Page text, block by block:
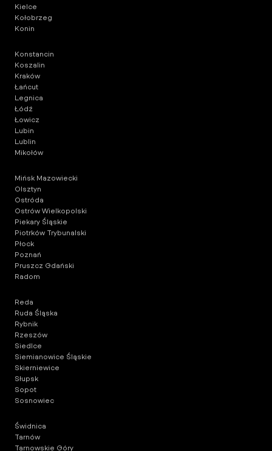
Kielce
Kołobrzeg
Konin
Konstancin
Koszalin
Kraków
Łańcut
Legnica
Łódź
Łowicz
Lubin
Lublin
Mikołów
Mińsk Mazowiecki
Olsztyn
Ostróda
Ostrów Wielkopolski
Piekary Śląskie
Piotrków Trybunalski
Płock
Poznań
Pruszcz Gdański
Radom
Reda
Ruda Śląska
Rybnik
Rzeszów
Siedlce
Siemianowice Śląskie
Skierniewice
Słupsk
Sopot
Sosnowiec
Świdnica
Tarnów
Tarnowskie Góry